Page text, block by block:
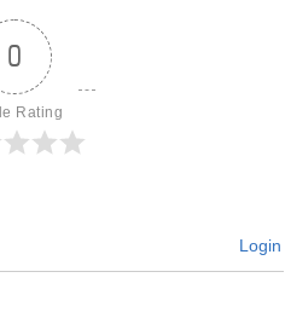
0
Rating
Login